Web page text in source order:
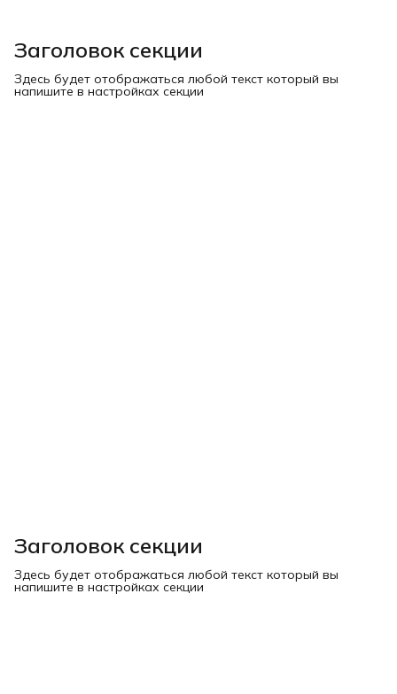
Заголовок секции
Здесь будет отображаться любой текст который вы
напишите в настройках секции
Заголовок секции
Здесь будет отображаться любой текст который вы
напишите в настройках секции